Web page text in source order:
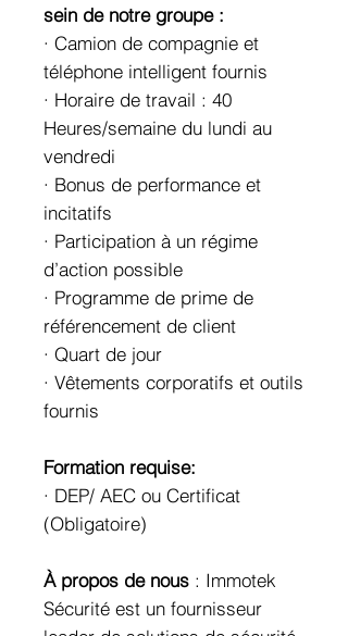
sein de notre groupe :
· Camion de compagnie et
téléphone intelligent fournis
· Horaire de travail : 40
Heures/semaine du lundi au
vendredi
· Bonus de performance et
incitatifs
· Participation à un régime
d’action possible
· Programme de prime de
référencement de client
· Quart de jour
· Vêtements corporatifs et outils
fournis
Formation requise:
· DEP/ AEC ou Certificat
(Obligatoire)
À propos de nous : Immotek
Sécurité est un fournisseur